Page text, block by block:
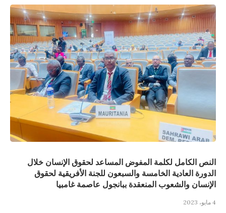
النص الكامل لكلمة المفوض المساعد لحقوق الإنسان خلال
الدورة العادية الخامسة والسبعون للجنة الأفريقية لحقوق
الإنسان والشعوب المنعقدة ببانجول عاصمة غامبيا
4 مايو، 2023